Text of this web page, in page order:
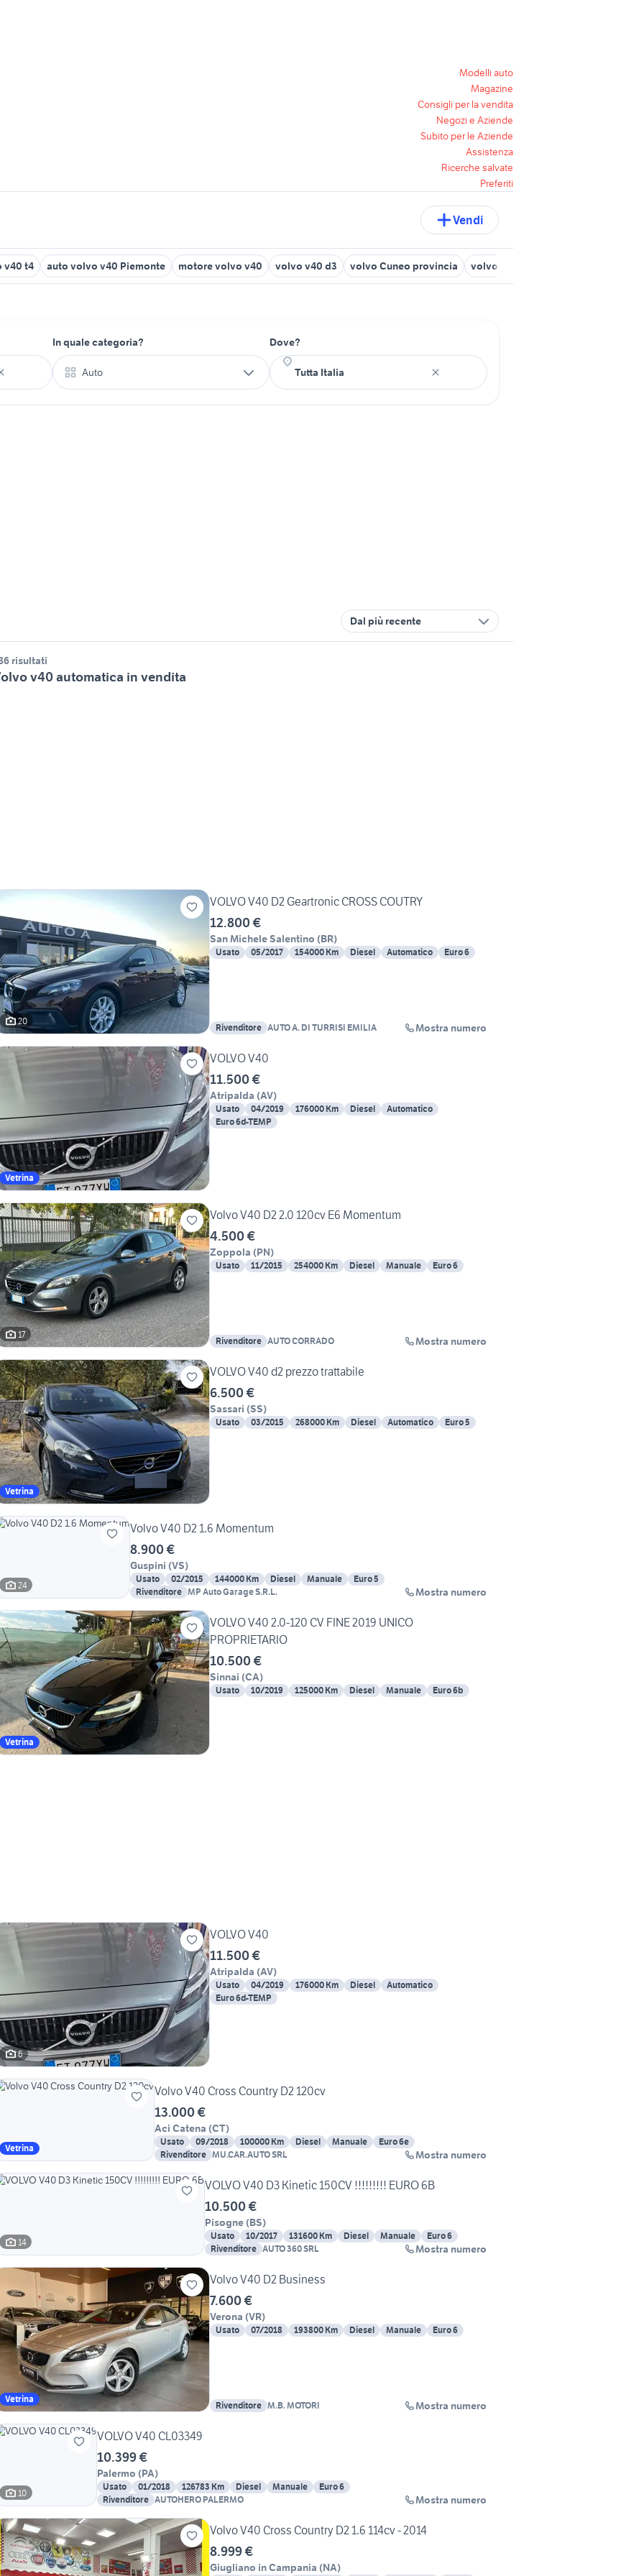
Modelli auto
Magazine
Consigli per la vendita
Negozi e Aziende
Subito per le Aziende
Assistenza
Ricerche salvate
Preferiti
Vendi
v40 t4 auto volvo v40 Piemonte motore volvo v40 volvo v40 d3 volvo Cuneo provincia volvo 144 usata
In quale categoria?
Auto
Dove?
Dal più recente
risultati
v40 automatica in vendita
20
VOLVO V40 D2 Geartronic CROSS COUTRY
12.800 €
San Michele Salentino (BR)
Usato 05/2017 154000 Km Diesel Automatico Euro 6
Rivenditore AUTO A. DI TURRISI EMILIA Mostra numero
Vetrina
VOLVO V40
11.500 €
Atripalda (AV)
Usato 04/2019 176000 Km Diesel
Automatico
Euro 6d-TEMP
17
Volvo V40 D2 2.0 120cv E6 Momentum
4.500 €
Zoppola (PN)
Usato 11/2015 254000 Km Diesel Manuale Euro 6
Rivenditore AUTO CORRADO Mostra numero
Vetrina
VOLVO V40 d2 prezzo trattabile
6.500 €
Sassari (SS)
Usato 03/2015 268000 Km Diesel Automatico Euro 5
24
Volvo V40 D2 1.6 Momentum
8.900 €
Guspini (VS)
Usato 02/2015 144000 Km Diesel Manuale
Euro 5
Rivenditore MP Auto Garage S.R.L. Mostra numero
Vetrina
VOLVO V40 2.0-120 CV FINE 2019 UNICO
PROPRIETARIO
10.500 €
Sinnai (CA)
Usato 10/2019 125000 Km Diesel Manuale Euro 6b
6
VOLVO V40
11.500 €
Atripalda (AV)
Usato 04/2019 176000 Km Diesel
Automatico
Euro 6d-TEMP
Vetrina
Volvo V40 Cross Country D2 120cv
13.000 €
Aci Catena (CT)
Usato 09/2018 100000 Km Diesel Manuale
Euro 6e
Rivenditore MU.CAR.AUTO SRL Mostra numero
14
VOLVO V40 D3 Kinetic 150CV !!!!!!!!! EURO 6B
10.500 €
Pisogne (BS)
Usato 10/2017 131600 Km Diesel Manuale
Euro 6
Rivenditore AUTO 360 SRL Mostra numero
Vetrina
Volvo V40 D2 Business
7.600 €
Verona (VR)
Usato 07/2018 193800 Km Diesel Manuale Euro 6
Rivenditore M.B. MOTORI Mostra numero
10
VOLVO V40 CL03349
10.399 €
Palermo (PA)
Usato 01/2018 126783 Km Diesel Manuale
Euro 6
Rivenditore AUTOHERO PALERMO Mostra numero
Volvo V40 Cross Country D2 1.6 114cv - 2014
8.999 €
Giugliano in Campania (NA)